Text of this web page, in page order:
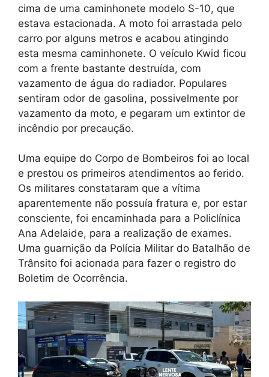
cima de uma caminhonete modelo S-10, que
estava estacionada. A moto foi arrastada pelo
carro por alguns metros e acabou atingindo
esta mesma caminhonete. O veículo Kwid ficou
com a frente bastante destruída, com
vazamento de água do radiador. Populares
sentiram odor de gasolina, possivelmente por
vazamento da moto, e pegaram um extintor de
incêndio por precaução.
Uma equipe do Corpo de Bombeiros foi ao local
e prestou os primeiros atendimentos ao ferido.
Os militares constataram que a vítima
aparentemente não possuía fratura e, por estar
consciente, foi encaminhada para a Policlínica
Ana Adelaide, para a realização de exames.
Uma guarnição da Polícia Militar do Batalhão de
Trânsito foi acionada para fazer o registro do
Boletim de Ocorrência.